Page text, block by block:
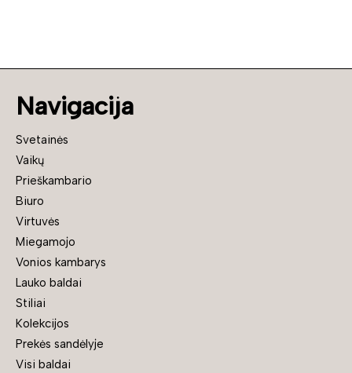
Navigacija
Svetainės
Vaikų
Prieškambario
Biuro
Virtuvės
Miegamojo
Vonios kambarys
Lauko baldai
Stiliai
Kolekcijos
Prekės sandėlyje
Visi baldai